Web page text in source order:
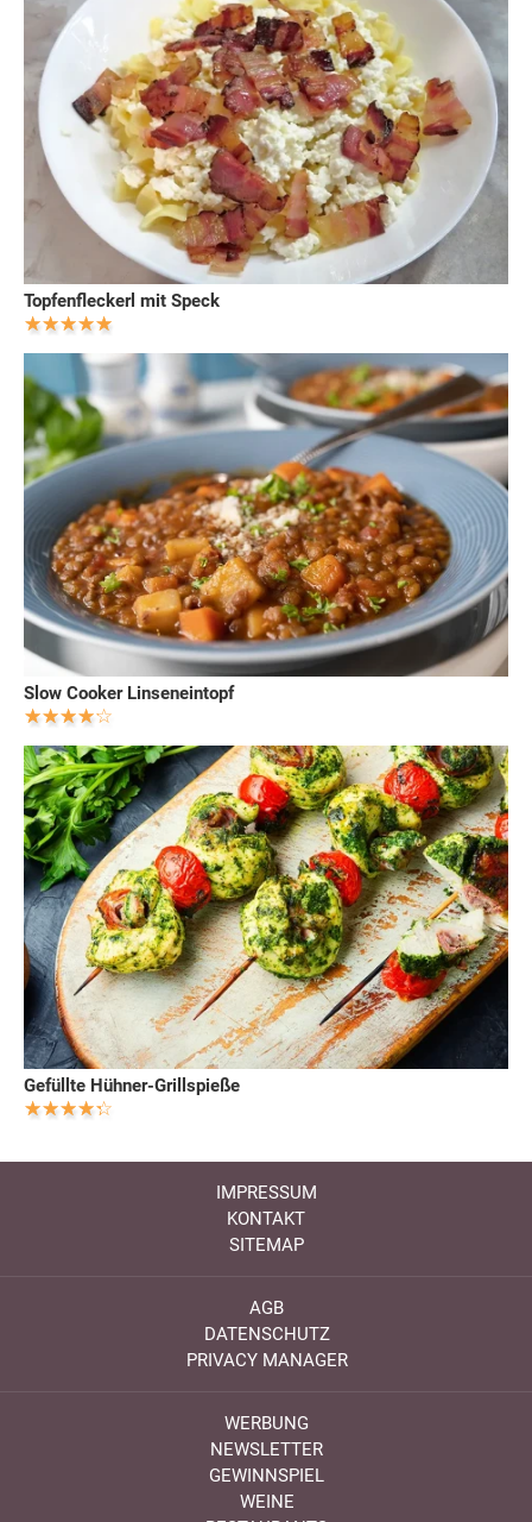
Topfenfleckerl mit Speck
Slow Cooker Linseneintopf
Gefüllte Hühner-Grillspieße
IMPRESSUM
KONTAKT
SITEMAP
AGB
DATENSCHUTZ
PRIVACY MANAGER
WERBUNG
NEWSLETTER
GEWINNSPIEL
WEINE